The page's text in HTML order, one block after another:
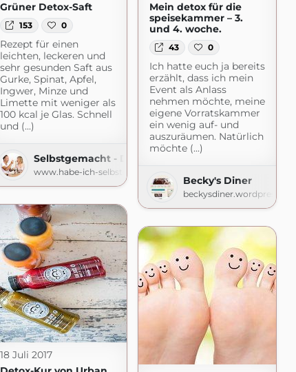
Grüner Detox-Saft
153 0
Rezept für einen
leichten, leckeren und
sehr gesunden Saft aus
Gurke, Spinat, Apfel,
Ingwer, Minze und
Limette mit weniger als
100 kcal je Glas. Schnell
und (...)
Selbstgemacht - Der Foodblog
www.habe-ich-selbstgemacht.de
Mein detox für die
speisekammer – 3.
und 4. woche.
43 0
Ich hatte euch ja bereits
erzählt, dass ich mein
Event als Anlass
nehmen möchte, meine
eigene Vorratskammer
ein wenig auf- und
auszuräumen. Natürlich
möchte (...)
Becky's Diner
18 Juli 2017